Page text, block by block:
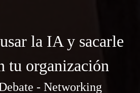
la IA y sacarle
tu organización
- Networking